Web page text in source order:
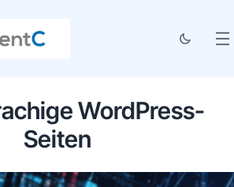
WordPress-
Seiten